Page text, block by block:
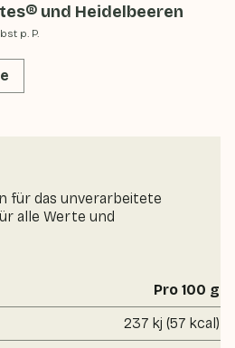
und Heidelbeeren
p. P.
für das unverarbeitete
alle Werte und
Pro 100 g
237 kj (57 kcal)